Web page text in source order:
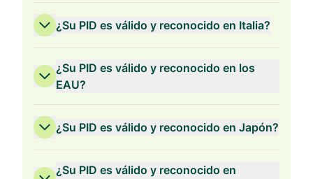
¿Su PID es válido y reconocido en Italia?
¿Su PID es válido y reconocido en los
EAU?
¿Su PID es válido y reconocido en Japón?
¿Su PID es válido y reconocido en